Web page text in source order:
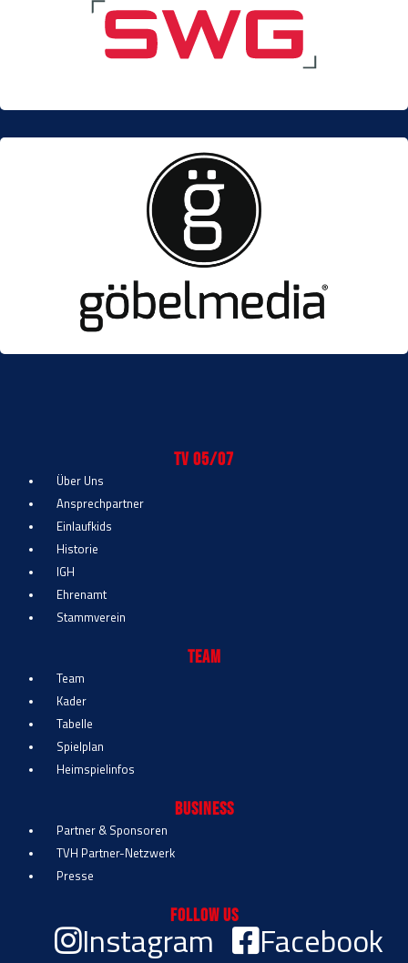
TV 05/07
Über Uns
Ansprechpartner
Einlaufkids
Historie
IGH
Ehrenamt
Stammverein
Team
Team
Kader
Tabelle
Spielplan
Heimspielinfos
Business
Partner & Sponsoren
TVH Partner-Netzwerk
Presse
Follow Us
Instagram Facebook